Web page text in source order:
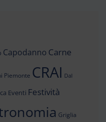
Capodanno Carne
Piemonte CRAI Dal
Eventi Festività
Griglia